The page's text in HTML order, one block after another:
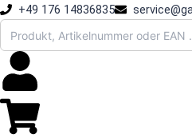
Zum
springen
+49 176 14836835